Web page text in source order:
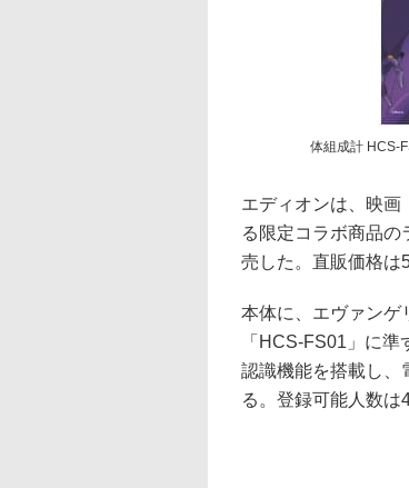
体組成計 HCS-
エディオンは、映画
る限定コラボ商品
売した。直販価格は
本体に、エヴァンゲ
「HCS-FS01」に
認識機能を搭載し、
る。登録可能人数は4